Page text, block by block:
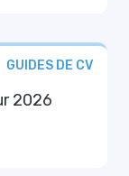
GUIDES DE CV
2026